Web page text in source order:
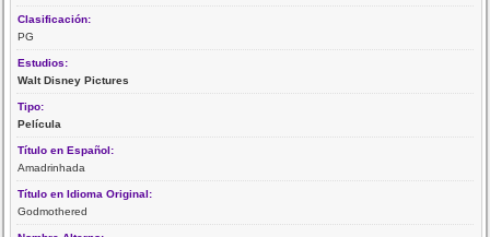
Clasificación:
PG
Estudios:
Walt Disney Pictures
Tipo:
Película
Título en Español:
Amadrinhada
Título en Idioma Original:
Godmothered